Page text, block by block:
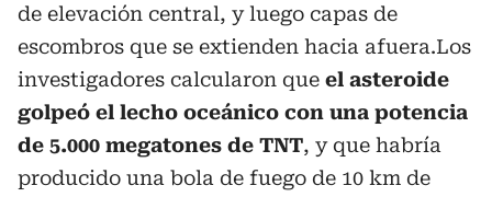
de elevación central, y luego capas de
escombros que se extienden hacia afuera.Los
investigadores calcularon que el asteroide
golpeó el lecho oceánico con una potencia
de 5.000 megatones de TNT, y que habría
producido una bola de fuego de 10 km de